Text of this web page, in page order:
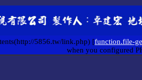
5856.tw/link.php) [function.file-
when you configured